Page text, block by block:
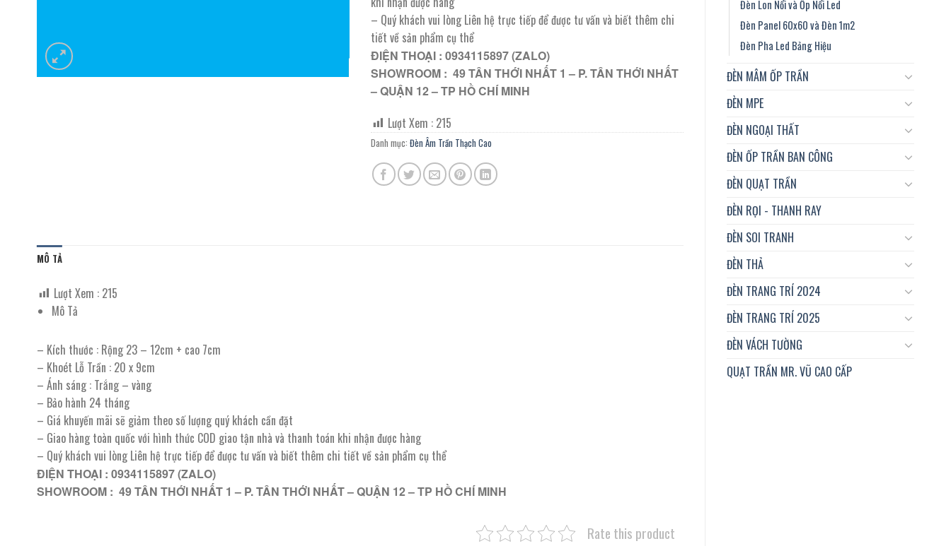
Đèn Lon Nổi và Ốp Nổi Led
Đèn Panel 60x60 và Đèn 1m2
Đèn Pha Led Bảng Hiệu
ĐÈN MÂM ỐP TRẦN
ĐÈN MPE
ĐÈN NGOẠI THẤT
ĐÈN ỐP TRẦN BAN CÔNG
ĐÈN QUẠT TRẦN
ĐÈN RỌI - THANH RAY
ĐÈN SOI TRANH
ĐÈN THẢ
ĐÈN TRANG TRÍ 2024
ĐÈN TRANG TRÍ 2025
ĐÈN VÁCH TƯỜNG
QUẠT TRẦN MR. VŨ CAO CẤP
– Quý khách vui lòng Liên hệ trực tiếp để được tư vấn và biết thêm chi
tiết về sản phẩm cụ thể
ĐIỆN THOẠI : 0934115897 (ZALO)
SHOWROOM : 49 TÂN THỚI NHẤT 1 – P. TÂN THỚI NHẤT
– QUẬN 12 – TP HỒ CHÍ MINH
Lượt Xem : 215
Danh mục: Đèn Âm Trần Thạch Cao
MÔ TẢ
Lượt Xem : 215
Mô Tả
– Kích thước : Rộng 23 – 12cm + cao 7cm
– Khoét Lỗ Trần : 20 x 9cm
– Ánh sáng : Trắng – vàng
– Bảo hành 24 tháng
– Giá khuyến mãi sẽ giảm theo số lượng quý khách cần đặt
– Giao hàng toàn quốc với hình thức COD giao tận nhà và thanh toán khi nhận được hàng
– Quý khách vui lòng Liên hệ trực tiếp để được tư vấn và biết thêm chi tiết về sản phẩm cụ thể
ĐIỆN THOẠI : 0934115897 (ZALO)
SHOWROOM : 49 TÂN THỚI NHẤT 1 – P. TÂN THỚI NHẤT – QUẬN 12 – TP HỒ CHÍ MINH
Rate this product